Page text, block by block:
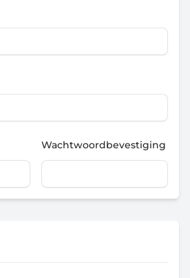
Wachtwoordbevestiging